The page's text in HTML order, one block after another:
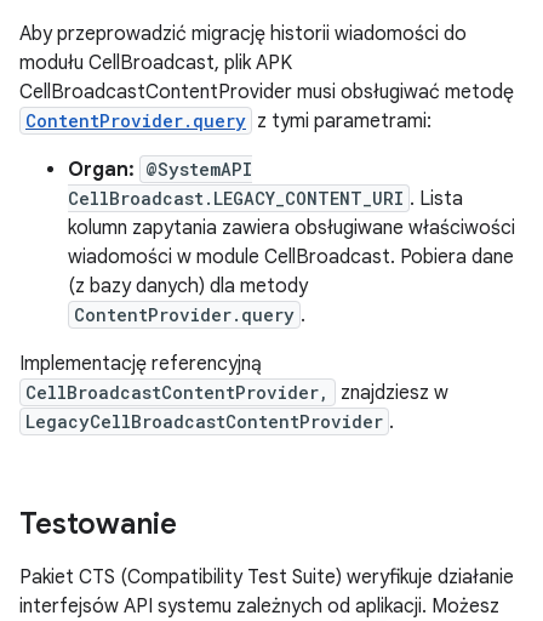
Aby przeprowadzić migrację historii wiadomości do
modułu CellBroadcast, plik APK
CellBroadcastContentProvider musi obsługiwać metodę
ContentProvider.query z tymi parametrami:
Organ: @SystemAPI
CellBroadcast.LEGACY_CONTENT_URI . Lista
kolumn zapytania zawiera obsługiwane właściwości
wiadomości w module CellBroadcast. Pobiera dane
(z bazy danych) dla metody
ContentProvider.query .
Implementację referencyjną
CellBroadcastContentProvider, znajdziesz w
LegacyCellBroadcastContentProvider .
Testowanie
Pakiet CTS (Compatibility Test Suite) weryfikuje działanie
interfejsów API systemu zależnych od aplikacji. Możesz